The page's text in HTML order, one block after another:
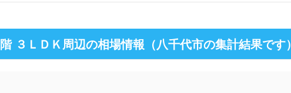
３ＬＤＫ周辺の相場情報（八千代市の集計結果です）